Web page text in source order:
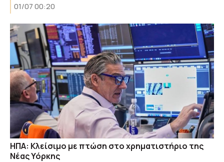
01/07 00:20
ΗΠΑ: Κλείσιμο με πτώση στο χρηματιστήριο της
Νέας Υόρκης